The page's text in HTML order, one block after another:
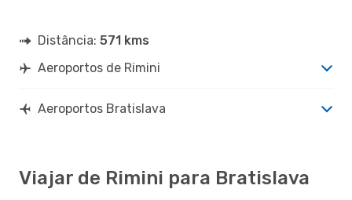
Distância: 571 kms
Aeroportos de Rimini
Aeroportos Bratislava
Viajar de Rimini para Bratislava